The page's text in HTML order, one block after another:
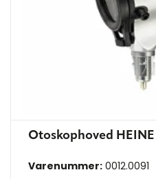
Otoskophoved HEINE
Varenummer: 0012.0091